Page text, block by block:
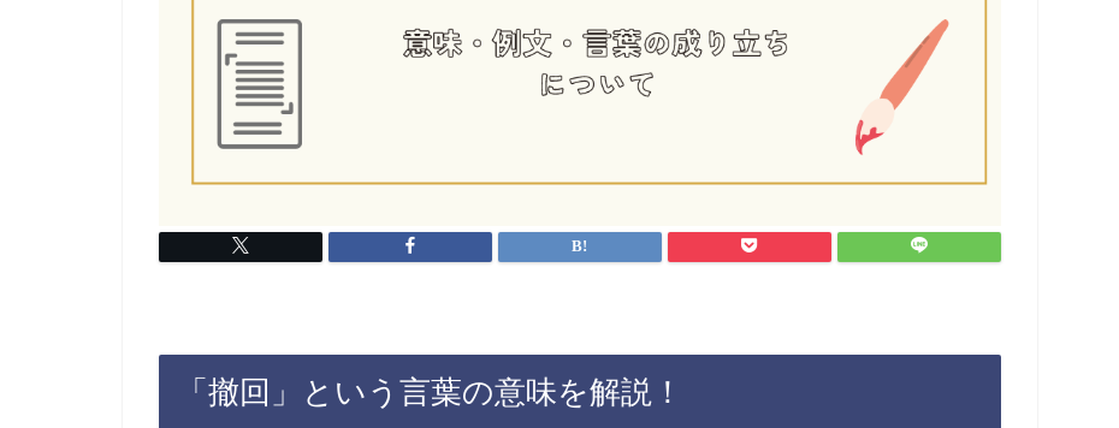
「撤回」という言葉の意味を解説！